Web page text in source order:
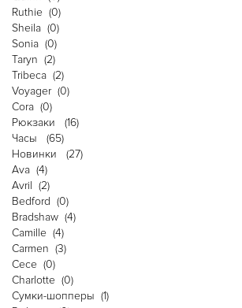
Ruthie (0)
Sheila (0)
Sonia (0)
Taryn (2)
Tribeca (2)
Voyager (0)
Сora (0)
Рюкзаки
(16)
Часы
(65)
Новинки
(27)
Ava (4)
Avril (2)
Bedford (0)
Bradshaw (4)
Camille (4)
Carmen (3)
Cece (0)
Charlotte (0)
Cумки-шопперы (1)